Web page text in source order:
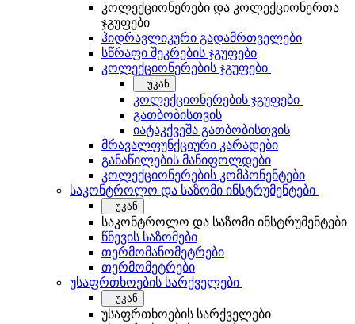
კოლექციონერები და კოლექციონერთა
ჯგუფები
ჰიდრავლიკური გადამრთველები
სწრაფი შეკრების ჯგუფები
კოლექციონერების ჯგუფები
უკან
კოლექციონერების ჯგუფები
გათბობისთვის
იატაკქვეშა გათბობისთვის
მრავალფუნქციური კარადები
განაწილების მანიფოლდები
კოლექციონერების კომპონენტები
საკონტროლო და საზომი ინსტრუმენტები
უკან
საკონტროლო და საზომი ინსტრუმენტები
წნევის საზომები
თერმომანომეტრები
თერმომეტრები
უსაფრთხოების სარქველები
უკან
უსაფრთხოების სარქველები